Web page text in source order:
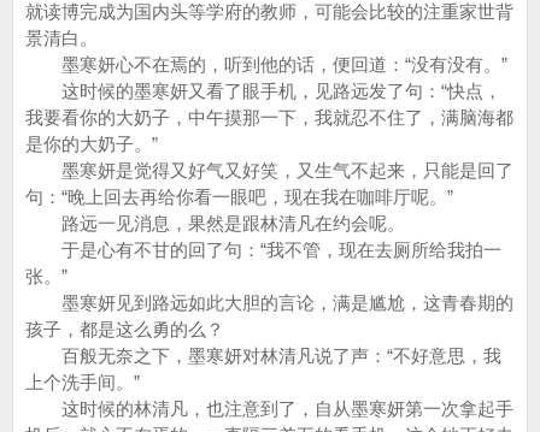
就读博完成为国内头等学府的教师，可能会比较的注重家世背
景清白。
墨寒妍心不在焉的，听到他的话，便回道：“没有没有。”
这时候的墨寒妍又看了眼手机，见路远发了句：“快点，
我要看你的大奶子，中午摸那一下，我就忍不住了，满脑海都
是你的大奶子。”
墨寒妍是觉得又好气又好笑，又生气不起来，只能是回了
句：“晚上回去再给你看一眼吧，现在我在咖啡厅呢。”
路远一见消息，果然是跟林清凡在约会呢。
于是心有不甘的回了句：“我不管，现在去厕所给我拍一
张。”
墨寒妍见到路远如此大胆的言论，满是尴尬，这青春期的
孩子，都是这么勇的么？
百般无奈之下，墨寒妍对林清凡说了声：“不好意思，我
上个洗手间。”
这时候的林清凡，也注意到了，自从墨寒妍第一次拿起手